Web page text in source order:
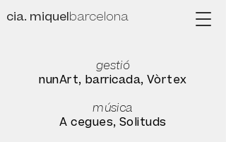
cia. miquelbarcelona
gestió
nunArt, barricada, Vòrtex
música
A cegues, Solituds